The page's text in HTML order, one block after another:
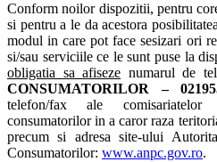
Conform noilor dispozitii, pentru
si pentru a le da acestora
modul in care pot face sesizari ori
si/sau serviciile ce le sunt puse la
obligatia sa afiseze numarul de
CONSUMATORILOR –
telefon/fax ale
consumatorilor in a caror raza
precum si adresa site-ului
Consumatorilor: www.anpc.gov.ro.